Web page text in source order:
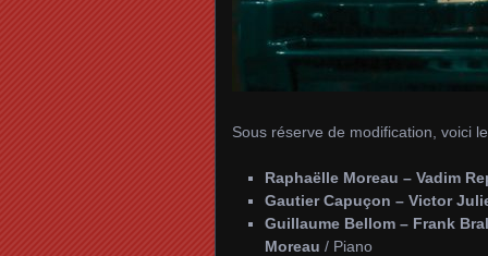
Sous réserve de modification, voici
Raphaëlle Moreau – Vadim
Gautier Capuçon – Victor
Guillaume Bellom – Frank
Moreau / Piano